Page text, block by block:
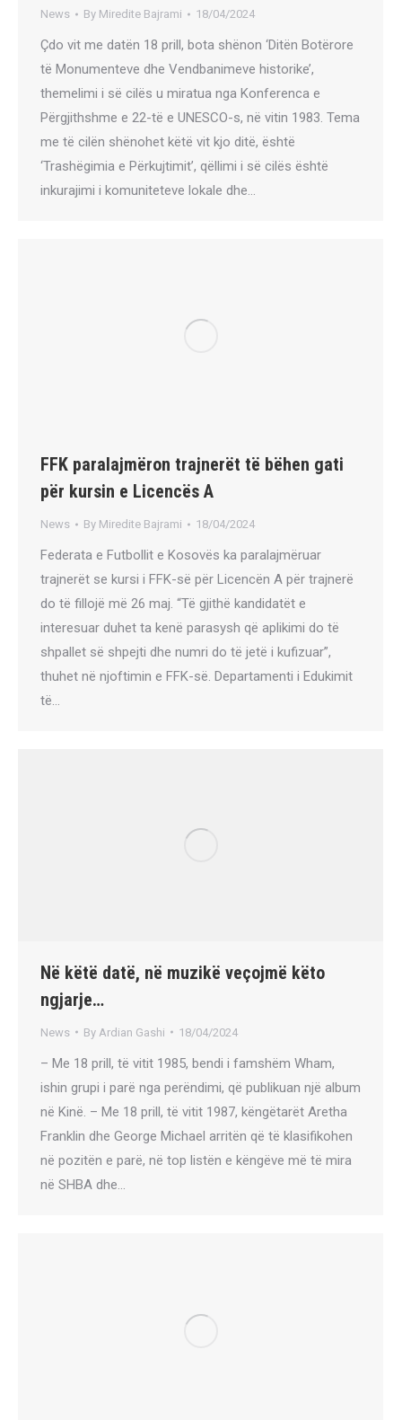
News By Miredite Bajrami 18/04/2024
Çdo vit me datën 18 prill, bota shënon ‘Ditën Botërore
të Monumenteve dhe Vendbanimeve historike’,
themelimi i së cilës u miratua nga Konferenca e
Përgjithshme e 22-të e UNESCO-s, në vitin 1983. Tema
me të cilën shënohet këtë vit kjo ditë, është
‘Trashëgimia e Përkujtimit’, qëllimi i së cilës është
inkurajimi i komuniteteve lokale dhe…
FFK paralajmëron trajnerët të bëhen gati
për kursin e Licencës A
News By Miredite Bajrami 18/04/2024
Federata e Futbollit e Kosovës ka paralajmëruar
trajnerët se kursi i FFK-së për Licencën A për trajnerë
do të fillojë më 26 maj. “Të gjithë kandidatët e
interesuar duhet ta kenë parasysh që aplikimi do të
shpallet së shpejti dhe numri do të jetë i kufizuar”,
thuhet në njoftimin e FFK-së. Departamenti i Edukimit
të…
Në këtë datë, në muzikë veçojmë këto
ngjarje…
News By Ardian Gashi 18/04/2024
– Me 18 prill, të vitit 1985, bendi i famshëm Wham,
ishin grupi i parë nga perëndimi, që publikuan një album
në Kinë. – Me 18 prill, të vitit 1987, këngëtarët Aretha
Franklin dhe George Michael arritën që të klasifikohen
në pozitën e parë, në top listën e këngëve më të mira
në SHBA dhe…